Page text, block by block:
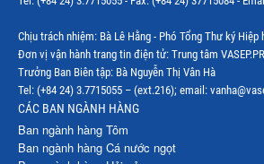
Thị trường Nga
Thị trường Hàn Quốc
Thị trường Nhật Bản
Thị trường Thái Lan
Chịu trách nhiệm: Bà Lê Hằng - Phó Tổng Thư ký Hiệp
Đơn vị vận hành trang tin điện tử: Trung tâm
Trưởng Ban Biên tập: Bà Nguyễn Thị Vân Hà
Tel: (+84 24) 3.7715055 – (ext.216); email:
CÁC BAN NGÀNH HÀNG
Ban ngành hàng Tôm
Ban ngành hàng Cá nước ngọt